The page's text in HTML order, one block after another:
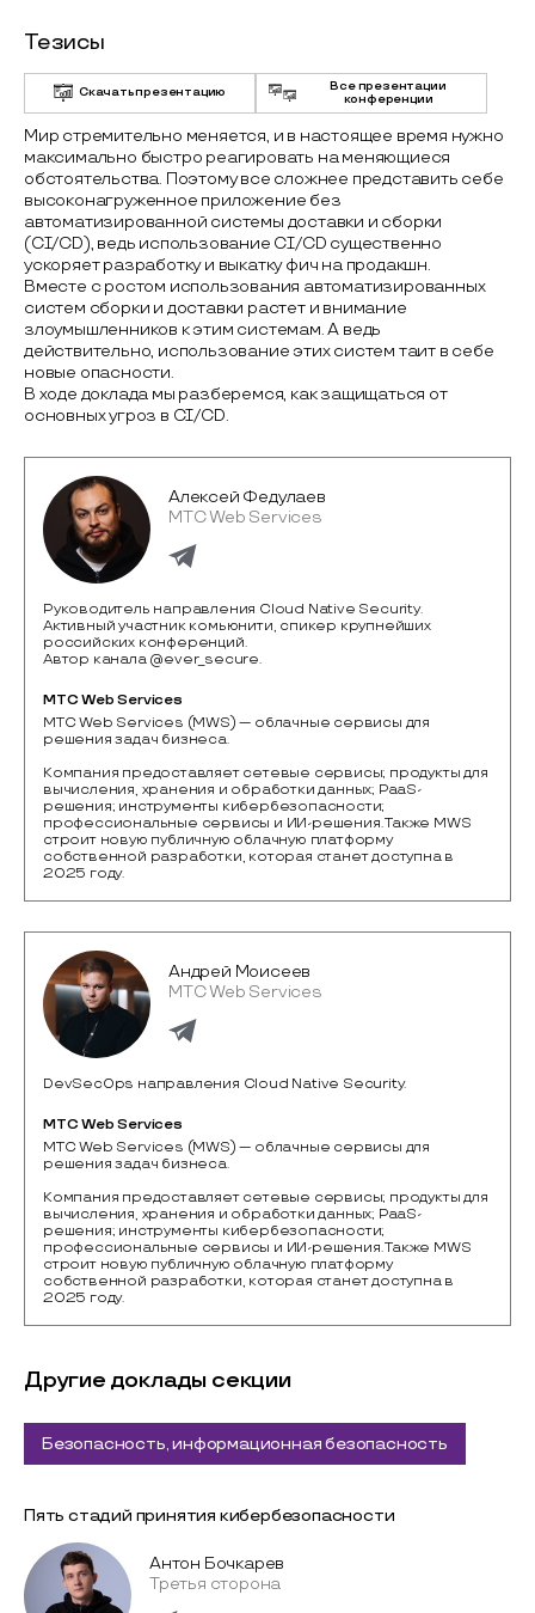
Тезисы
Скачать презентацию
Все презентации
конференции
Мир стремительно меняется, и в настоящее время нужно
максимально быстро реагировать на меняющиеся
обстоятельства. Поэтому все сложнее представить себе
высоконагруженное приложение без
автоматизированной системы доставки и сборки
(CI/CD), ведь использование CI/CD существенно
ускоряет разработку и выкатку фич на продакшн.
Вместе с ростом использования автоматизированных
систем сборки и доставки растет и внимание
злоумышленников к этим системам. А ведь
действительно, использование этих систем таит в себе
новые опасности.
В ходе доклада мы разберемся, как защищаться от
основных угроз в CI/CD.
Алексей Федулаев
МТС Web Services
Руководитель направления Cloud Native Security.
Активный участник комьюнити, спикер крупнейших
российских конференций.
Автор канала @ever_secure.
МТС Web Services
MTС Web Services (MWS) — облачные сервисы для
решения задач бизнеса.
Компания предоставляет сетевые сервисы; продукты для
вычисления, хранения и обработки данных; PaaS-
решения; инструменты кибербезопасности;
профессиональные сервисы и ИИ-решения. Также MWS
строит новую публичную облачную платформу
собственной разработки, которая станет доступна в
2025 году.
Андрей Моисеев
МТС Web Services
DevSecOps направления Cloud Native Security.
МТС Web Services
MTС Web Services (MWS) — облачные сервисы для
решения задач бизнеса.
Компания предоставляет сетевые сервисы; продукты для
вычисления, хранения и обработки данных; PaaS-
решения; инструменты кибербезопасности;
профессиональные сервисы и ИИ-решения. Также MWS
строит новую публичную облачную платформу
собственной разработки, которая станет доступна в
2025 году.
Другие доклады секции
Безопасность, информационная безопасность
Пять стадий принятия кибербезопасности
Антон Бочкарев
Третья сторона